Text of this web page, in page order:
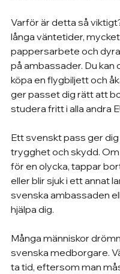
Varför är detta så
långa väntetider, mycket
pappersarbete och
på ambassader. Du kan
köpa en flygbiljett och
ger passet dig rätt att
studera fritt i alla andra
Ett svenskt pass ger
trygghet och skydd.
för en olycka, tappar
eller blir sjuk i ett annat
svenska ambassaden
hjälpa dig.
Många människor
svenska medborgare.
ta tid, eftersom man